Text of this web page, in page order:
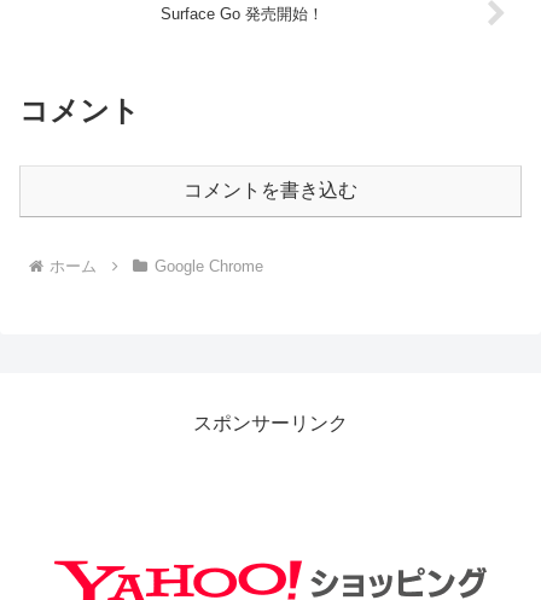
Surface Go 発売開始！
コメント
コメントを書き込む
ホーム Google Chrome
スポンサーリンク